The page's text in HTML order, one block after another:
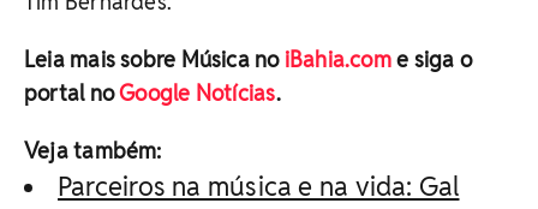
Leia mais sobre Música no iBahia.come siga o
portal noGoogle Notícias.
Veja também:
Parceiros na música e na vida: Gal